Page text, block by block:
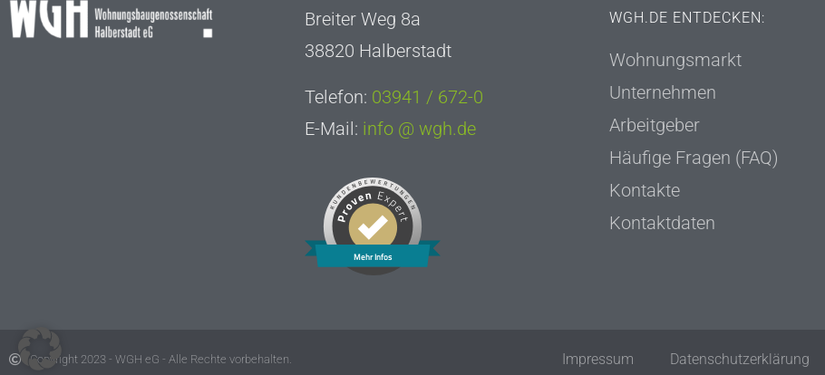
Breiter Weg 8a
38820 Halberstadt
Telefon: 03941 / 672-0
E-Mail: info @ wgh.de
Mehr Infos
WGH.DE ENTDECKEN:
Wohnungsmarkt
Unternehmen
Arbeitgeber
Häufige Fragen (FAQ)
Kontakte
Kontaktdaten
Copyright 2023 - WGH eG - Alle Rechte vorbehalten. Impressum Datenschutzerklärung